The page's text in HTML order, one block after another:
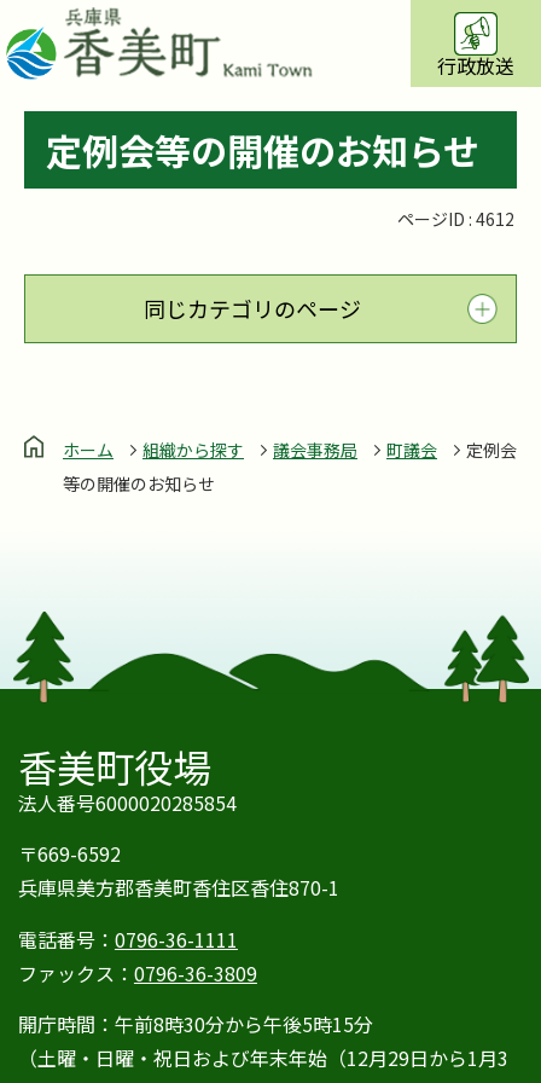
行政放送
定例会等の開催のお知らせ
ページID : 4612
同じカテゴリのページ
ホーム 組織から探す 議会事務局 町議会
定例会
等の開催のお知らせ
香美町役場
法人番号6000020285854
〒669-6592
兵庫県美方郡香美町香住区香住870-1
電話番号： 0796-36-1111
ファックス： 0796-36-3809
開庁時間：午前8時30分から午後5時15分
（土曜・日曜・祝日および年末年始（12月29日から1月3